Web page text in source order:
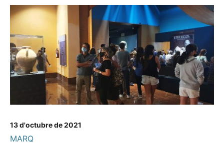
13 d'octubre de 2021
MARQ